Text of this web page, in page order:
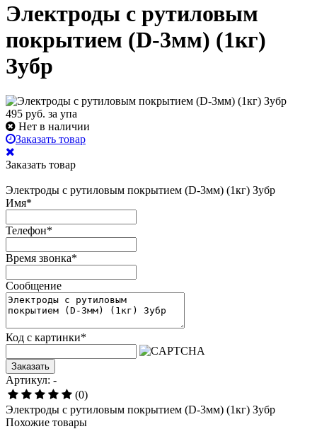
Электроды с рутиловым
покрытием (D-3мм) (1кг)
Зубр
495 руб. за упа
Нет в наличии
Заказать товар
Заказать товар
Электроды с рутиловым покрытием (D-3мм) (1кг) Зубр
Имя*
Телефон*
Время звонка*
Сообщение
Код с картинки*
Заказать
Артикул: -
(0)
Электроды с рутиловым покрытием (D-3мм) (1кг) Зубр
Похожие товары